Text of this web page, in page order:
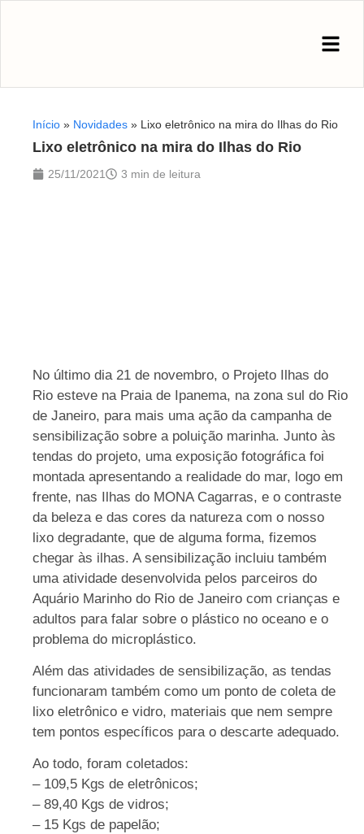
Início » Novidades » Lixo eletrônico na mira do Ilhas do Rio
Lixo eletrônico na mira do Ilhas do Rio
25/11/2021 3 min de leitura
No último dia 21 de novembro, o Projeto Ilhas do
Rio esteve na Praia de Ipanema, na zona sul do Rio
de Janeiro, para mais uma ação da campanha de
sensibilização sobre a poluição marinha. Junto às
tendas do projeto, uma exposição fotográfica foi
montada apresentando a realidade do mar, logo em
frente, nas Ilhas do MONA Cagarras, e o contraste
da beleza e das cores da natureza com o nosso
lixo degradante, que de alguma forma, fizemos
chegar às ilhas. A sensibilização incluiu também
uma atividade desenvolvida pelos parceiros do
Aquário Marinho do Rio de Janeiro com crianças e
adultos para falar sobre o plástico no oceano e o
problema do microplástico.
Além das atividades de sensibilização, as tendas
funcionaram também como um ponto de coleta de
lixo eletrônico e vidro, materiais que nem sempre
tem pontos específicos para o descarte adequado.
Ao todo, foram coletados:
– 109,5 Kgs de eletrônicos;
– 89,40 Kgs de vidros;
– 15 Kgs de papelão;